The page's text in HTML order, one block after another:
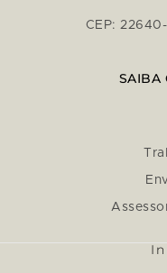
CEP:
SAIBA